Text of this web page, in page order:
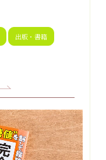
出版・書籍